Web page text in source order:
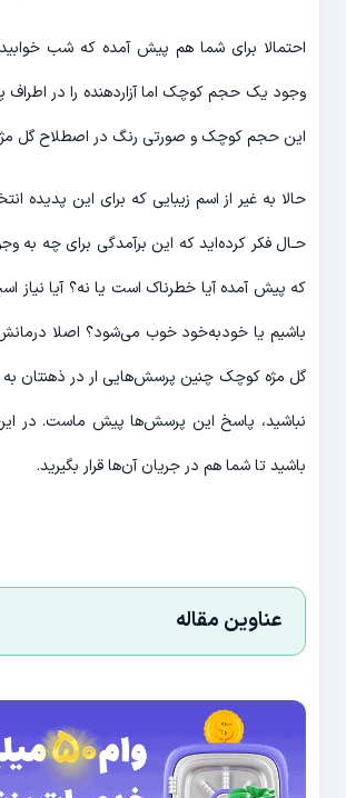
احتمالا برای شما هم پیش آمده که شب
وجود یک حجم کوچک اما آزاردهنده را در اطراف
این حجم کوچک و صورتی رنگ در اصطلاح گل
حالا به غیر از اسم زیبایی که برای این پدیده
حـال فکر کرده‌اید که این برآمدگی برای چه به
که پیش آمده آیا خطرناک است یا نه؟ آیا نیاز
باشیم یا خودبه‌خود خوب می‌شود؟ اصلا
گل مژه کوچک چنین پرسش‌هایی ار در ذهنتان به
نباشید، پاسخ این پرسش‌ها پیش ماست. در
باشید تا شما هم در جریان آن‌ها قرار بگیرید.
عناوین مقاله